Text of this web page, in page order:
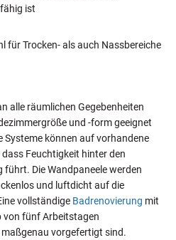
ist
für Trocken- als auch Nassbereiche
alle räumlichen Gegebenheiten
und -form geeignet
Systeme können auf vorhandene
Feuchtigkeit hinter den
führt. Die Wandpaneele werden
und luftdicht auf die
vollständige Badrenovierung mit
von fünf Arbeitstagen
vorgefertigt sind.